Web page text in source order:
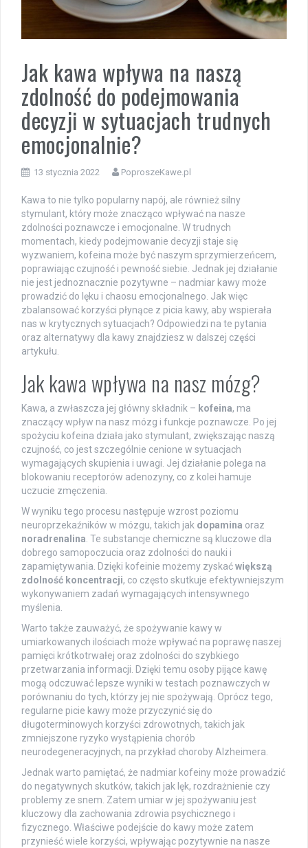
Jak kawa wpływa na naszą
zdolność do podejmowania
decyzji w sytuacjach trudnych
emocjonalnie?
13 stycznia 2022 PoproszeKawe.pl
Kawa to nie tylko popularny napój, ale również silny
stymulant, który może znacząco wpływać na nasze
zdolności poznawcze i emocjonalne. W trudnych
momentach, kiedy podejmowanie decyzji staje się
wyzwaniem, kofeina może być naszym sprzymierzeńcem,
poprawiając czujność i pewność siebie. Jednak jej działanie
nie jest jednoznacznie pozytywne – nadmiar kawy może
prowadzić do lęku i chaosu emocjonalnego. Jak więc
zbalansować korzyści płynące z picia kawy, aby wspierała
nas w krytycznych sytuacjach? Odpowiedzi na te pytania
oraz alternatywy dla kawy znajdziesz w dalszej części
artykułu.
Jak kawa wpływa na nasz mózg?
Kawa, a zwłaszcza jej główny składnik – kofeina, ma
znaczący wpływ na nasz mózg i funkcje poznawcze. Po jej
spożyciu kofeina działa jako stymulant, zwiększając naszą
czujność, co jest szczególnie cenione w sytuacjach
wymagających skupienia i uwagi. Jej działanie polega na
blokowaniu receptorów adenozyny, co z kolei hamuje
uczucie zmęczenia.
W wyniku tego procesu następuje wzrost poziomu
neuroprzekaźników w mózgu, takich jak dopamina oraz
noradrenalina . Te substancje chemiczne są kluczowe dla
dobrego samopoczucia oraz zdolności do nauki i
zapamiętywania. Dzięki kofeinie możemy zyskaćwiększą
zdolność koncentracji, co często skutkuje efektywniejszym
wykonywaniem zadań wymagających intensywnego
myślenia.
Warto także zauważyć, że spożywanie kawy w
umiarkowanych ilościach może wpływać na poprawę naszej
pamięci krótkotrwałej oraz zdolności do szybkiego
przetwarzania informacji. Dzięki temu osoby pijące kawę
mogą odczuwać lepsze wyniki w testach poznawczych w
porównaniu do tych, którzy jej nie spożywają. Oprócz tego,
regularne picie kawy może przyczynić się do
długoterminowych korzyści zdrowotnych, takich jak
zmniejszone ryzyko wystąpienia chorób
neurodegeneracyjnych, na przykład choroby Alzheimera.
Jednak warto pamiętać, że nadmiar kofeiny może prowadzić
do negatywnych skutków, takich jak lęk, rozdrażnienie czy
problemy ze snem. Zatem umiar w jej spożywaniu jest
kluczowy dla zachowania zdrowia psychicznego i
fizycznego. Właściwe podejście do kawy może zatem
przynieść wiele korzyści, wpływając pozytywnie na nasze